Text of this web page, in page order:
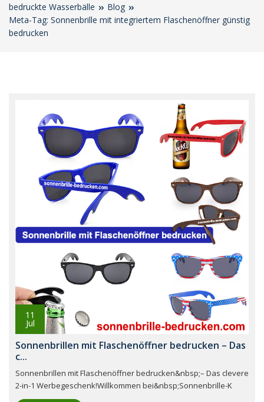
bedruckte Wasserbälle
Blog
Meta-Tag: Sonnenbrille mit integriertem Flaschenöffner günstig
bedrucken
11
Jul
Sonnenbrillen mit Flaschenöffner bedrucken – Das
c...
Sonnenbrillen mit Flaschenöffner bedrucken&nbsp;– Das clevere
2-in-1 Werbegeschenk!Willkommen bei&nbsp;Sonnenbrille-K